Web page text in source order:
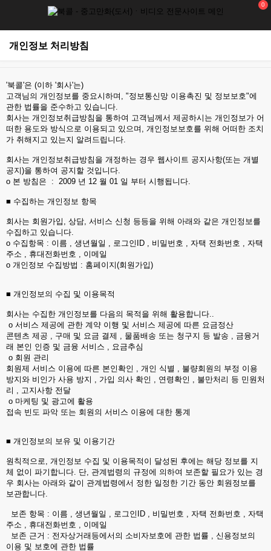
0
개인정보 처리방침
'북콜'은 (이하 '회사'는)
고객님의 개인정보를 중요시하며, "정보통신망 이용촉진 및 정보보호"에
관한 법률을 준수하고 있습니다.
회사는 개인정보취급방침을 통하여 고객님께서 제공하시는 개인정보가 어
떠한 용도와 방식으로 이용되고 있으며, 개인정보보호를 위해 어떠한 조치
가 취해지고 있는지 알려드립니다.
회사는 개인정보취급방침을 개정하는 경우 웹사이트 공지사항(또는 개별
공지)을 통하여 공지할 것입니다.
ο 본 방침은 : 2009 년 12 월 01 일 부터 시행됩니다.
■ 수집하는 개인정보 항목
회사는 회원가입, 상담, 서비스 신청 등등을 위해 아래와 같은 개인정보를
수집하고 있습니다.
ο 수집항목 : 이름 , 생년월일 , 로그인ID , 비밀번호 , 자택 전화번호 , 자택
주소 , 휴대전화번호 , 이메일
ο 개인정보 수집방법 : 홈페이지(회원가입)
■ 개인정보의 수집 및 이용목적
회사는 수집한 개인정보를 다음의 목적을 위해 활용합니다..
ο 서비스 제공에 관한 계약 이행 및 서비스 제공에 따른 요금정산
콘텐츠 제공 , 구매 및 요금 결제 , 물품배송 또는 청구지 등 발송 , 금융거
래 본인 인증 및 금융 서비스 , 요금추심
ο 회원 관리
회원제 서비스 이용에 따른 본인확인 , 개인 식별 , 불량회원의 부정 이용
방지와 비인가 사용 방지 , 가입 의사 확인 , 연령확인 , 불만처리 등 민원처
리 , 고지사항 전달
ο 마케팅 및 광고에 활용
접속 빈도 파악 또는 회원의 서비스 이용에 대한 통계
■ 개인정보의 보유 및 이용기간
원칙적으로, 개인정보 수집 및 이용목적이 달성된 후에는 해당 정보를 지
체 없이 파기합니다. 단, 관계법령의 규정에 의하여 보존할 필요가 있는 경
우 회사는 아래와 같이 관계법령에서 정한 일정한 기간 동안 회원정보를
보관합니다.
보존 항목 : 이름 , 생년월일 , 로그인ID , 비밀번호 , 자택 전화번호 , 자택
주소 , 휴대전화번호 , 이메일
보존 근거 : 전자상거래등에서의 소비자보호에 관한 법률 , 신용정보의
이용 및 보호에 관한 법률